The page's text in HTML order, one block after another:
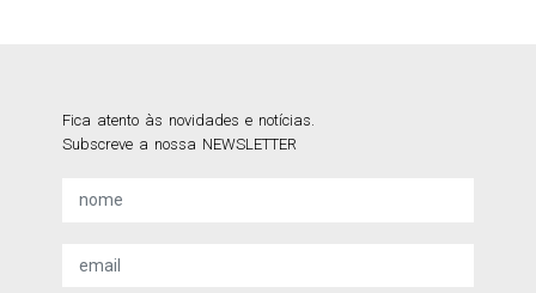
Fica atento às novidades e notícias.
Subscreve a nossa NEWSLETTER